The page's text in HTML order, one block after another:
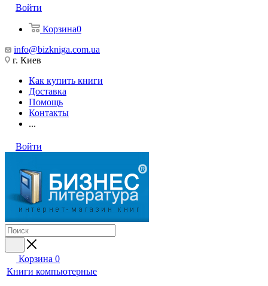
Войти
Корзина0
info@bizkniga.com.ua
г. Киев
Как купить книги
Доставка
Помощь
Контакты
...
Войти
Корзина 0
Книги компьютерные